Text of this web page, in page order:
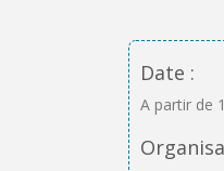
Date :
A partir de